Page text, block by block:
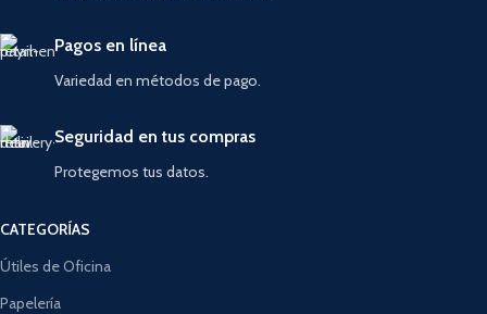
Pagos en línea
Variedad en métodos de pago.
Seguridad en tus compras
Protegemos tus datos.
CATEGORÍAS
Útiles de Oficina
Papelería